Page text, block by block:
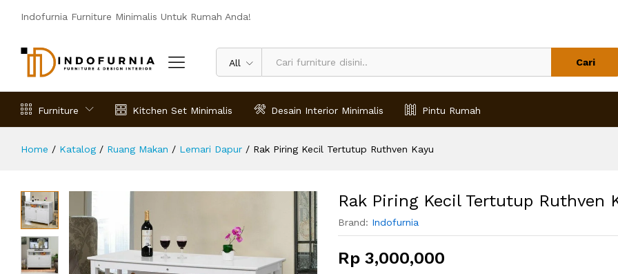
Indofurnia Furniture Minimalis Untuk Rumah Anda!
All Cari
Furniture Kitchen Set Minimalis Desain Interior Minimalis Pintu Rumah
Home / Katalog / Ruang Makan / Lemari Dapur / Rak Piring Kecil Tertutup Ruthven Kayu
Rak Piring Kecil Tertutup Ruthven
Brand: Indofurnia
Rp3,000,000
Deskripsi Spesifikasi Ulasan (0)